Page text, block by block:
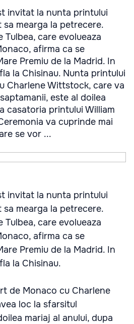
invitat la nunta printului
mearga la petrecere.
Tulbea, care evolueaza
afirma ca se
Premiu de la Madrid. In
la Chisinau. Nunta printului
Charlene Wittstock, care va
este al doilea
casatoria printului William
va cuprinde mai
se vor ...
invitat la nunta printului
mearga la petrecere.
Tulbea, care evolueaza
afirma ca se
Premiu de la Madrid. In
la Chisinau.
de Monaco cu Charlene
loc la sfarsitul
mariaj al anului, dupa